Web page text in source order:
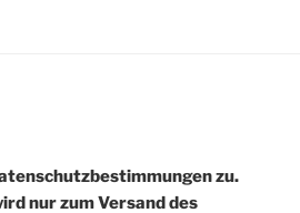
zu.
nur zum Versand des